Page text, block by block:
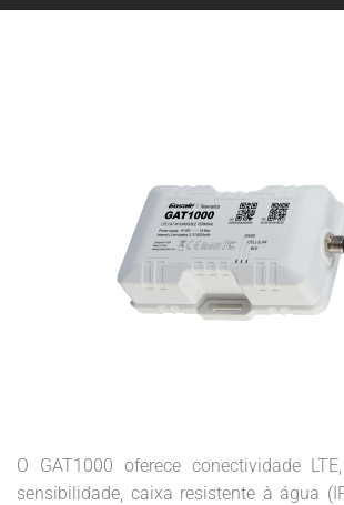
O GAT1000 oferece conectividade
sensibilidade, caixa resistente à água